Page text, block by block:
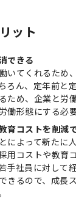
ット
できる
いてくれるため
ろん、定年前と
ため、企業と労
働形態にする必
育コストを削減
によって新たに
用コストや教育
手社員に対して
きるので、成長